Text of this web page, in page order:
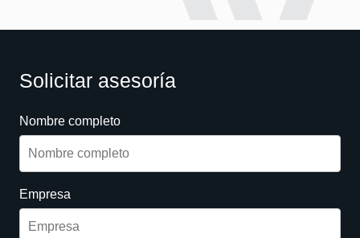
Solicitar asesoría
Nombre completo
Empresa